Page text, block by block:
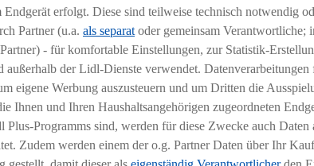
an wechselnde Aufgaben
in Absprache mit der Führungskraft
erfolgt. Diese sind teilweise technisch notwendig
Partner (u.a. als separat oder gemeinsam Verantwortliche;
Partner) - für komfortable Einstellungen, zur Statistik-
außerhalb der Lidl-Dienste verwendet. Datenverarbeitungen
eigene Werbung auszusteuern und um Dritten die
Ihnen und Ihren Haushaltsangehörigen zugeordneten
Plus-Programms sind, werden für diese Zwecke auch
Zudem werden einem der o.g. Partner Daten über Ihr